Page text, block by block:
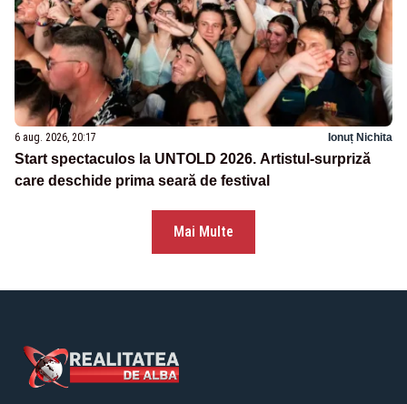
6 aug. 2026, 20:17 Ionuț Nichita
Start spectaculos la UNTOLD 2026. Artistul-surpriză
care deschide prima seară de festival
Mai Multe